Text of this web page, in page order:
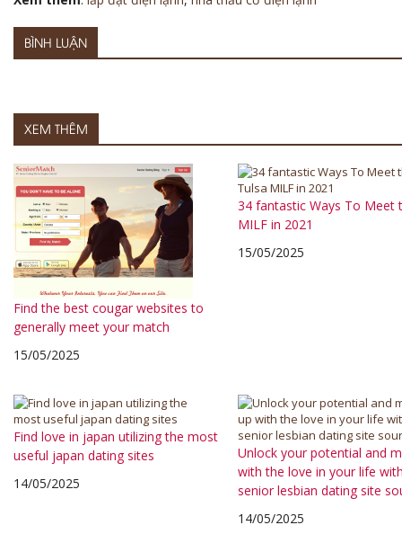
BÌNH LUẬN
XEM THÊM
Find the best cougar websites to
generally meet your match
15/05/2025
34 fantastic Ways To Meet
MILF in 2021
15/05/2025
Find love in japan utilizing the most
useful japan dating sites
14/05/2025
Unlock your potential and
with the love in your life
senior lesbian dating site
14/05/2025